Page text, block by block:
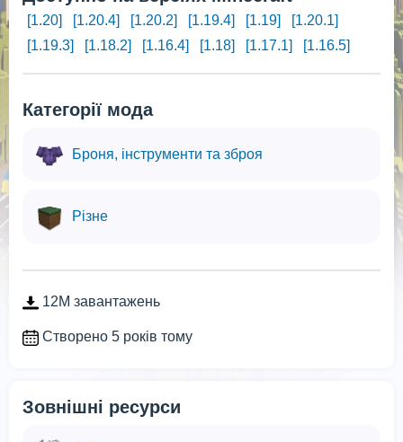
[1.20] [1.20.4] [1.20.2] [1.19.4] [1.19]
[1.20.1]
[1.19.3]
[1.18.2] [1.16.4] [1.18] [1.17.1] [1.16.5]
Категорії мода
Броня, інструменти та зброя
Різне
12M завантажень
Створено 5 років тому
Зовнішні ресурси